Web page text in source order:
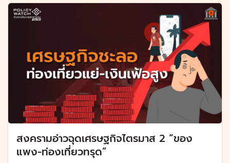
สงครามอ่าวฉุดเศรษฐกิจไตรมาส 2 “ของ
แพง-ท่องเที่ยวทรุด”